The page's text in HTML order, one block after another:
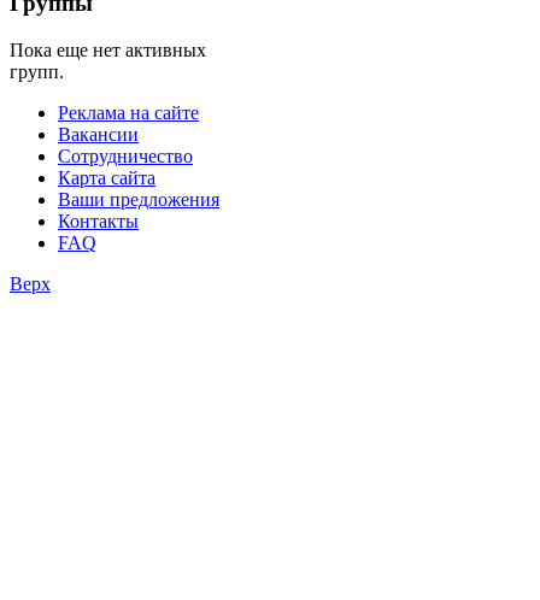
Пока еще нет активных
групп.
Реклама на сайте
Вакансии
Сотрудничество
Карта сайта
Ваши предложения
Контакты
FAQ
Верх